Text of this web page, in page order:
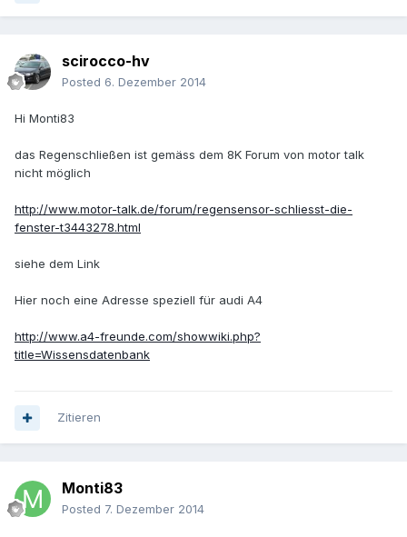
scirocco-hv
Posted 6. Dezember 2014
Hi Monti83
das Regenschließen ist gemäss dem 8K Forum von motor talk
nicht möglich
http://www.motor-talk.de/forum/regensensor-schliesst-die-
fenster-t3443278.html
siehe dem Link
Hier noch eine Adresse speziell für audi A4
http://www.a4-freunde.com/showwiki.php?
title=Wissensdatenbank
Zitieren
Monti83
Posted 7. Dezember 2014